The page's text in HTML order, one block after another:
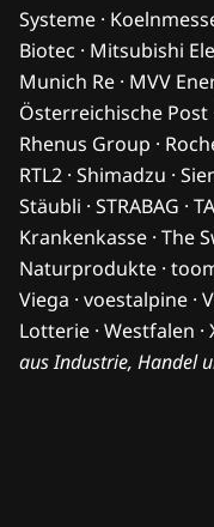
Systeme ·
Biotec · Mitsubishi
Munich Re · MVV
Österreichische Post
Rhenus Group ·
RTL2 · Shimadzu ·
Stäubli · STRABAG ·
Krankenkasse · The
Naturprodukte ·
Viega · voestalpine ·
Lotterie · Westfalen ·
aus Industrie, Handel